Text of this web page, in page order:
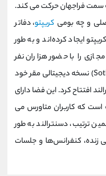
سمت فراجهان حرکت می کند.
و چه بومی کریپتو، دفاتر
ایجاد کرده‌اند و به طور
را با حضور هزاران نفر
برگزار می‌کنند. خانه ساتبی (Sotheby) نسخه دیجیتالی مقر خود
افتتاح کرد. این فضا دارای
است که کاربران متاورس می
ترتیب، دسنترالند به طور
زنده، کنفرانس‌ها و جلسات